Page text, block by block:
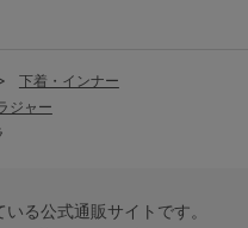
下着・インナー
ジャー
る公式通販サイトです。